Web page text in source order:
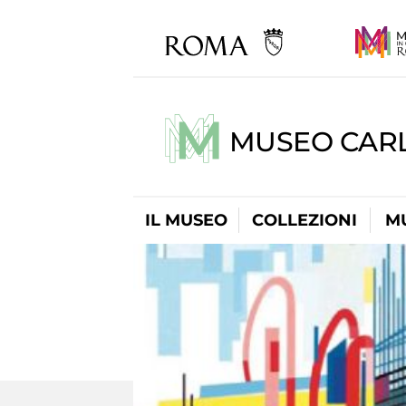
MUSEO
IL MUSEO COLLEZIONI